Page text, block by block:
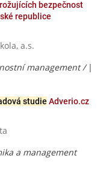
bezpečnost
republice
a.s.
management / |
studie Adverio.cz
a management